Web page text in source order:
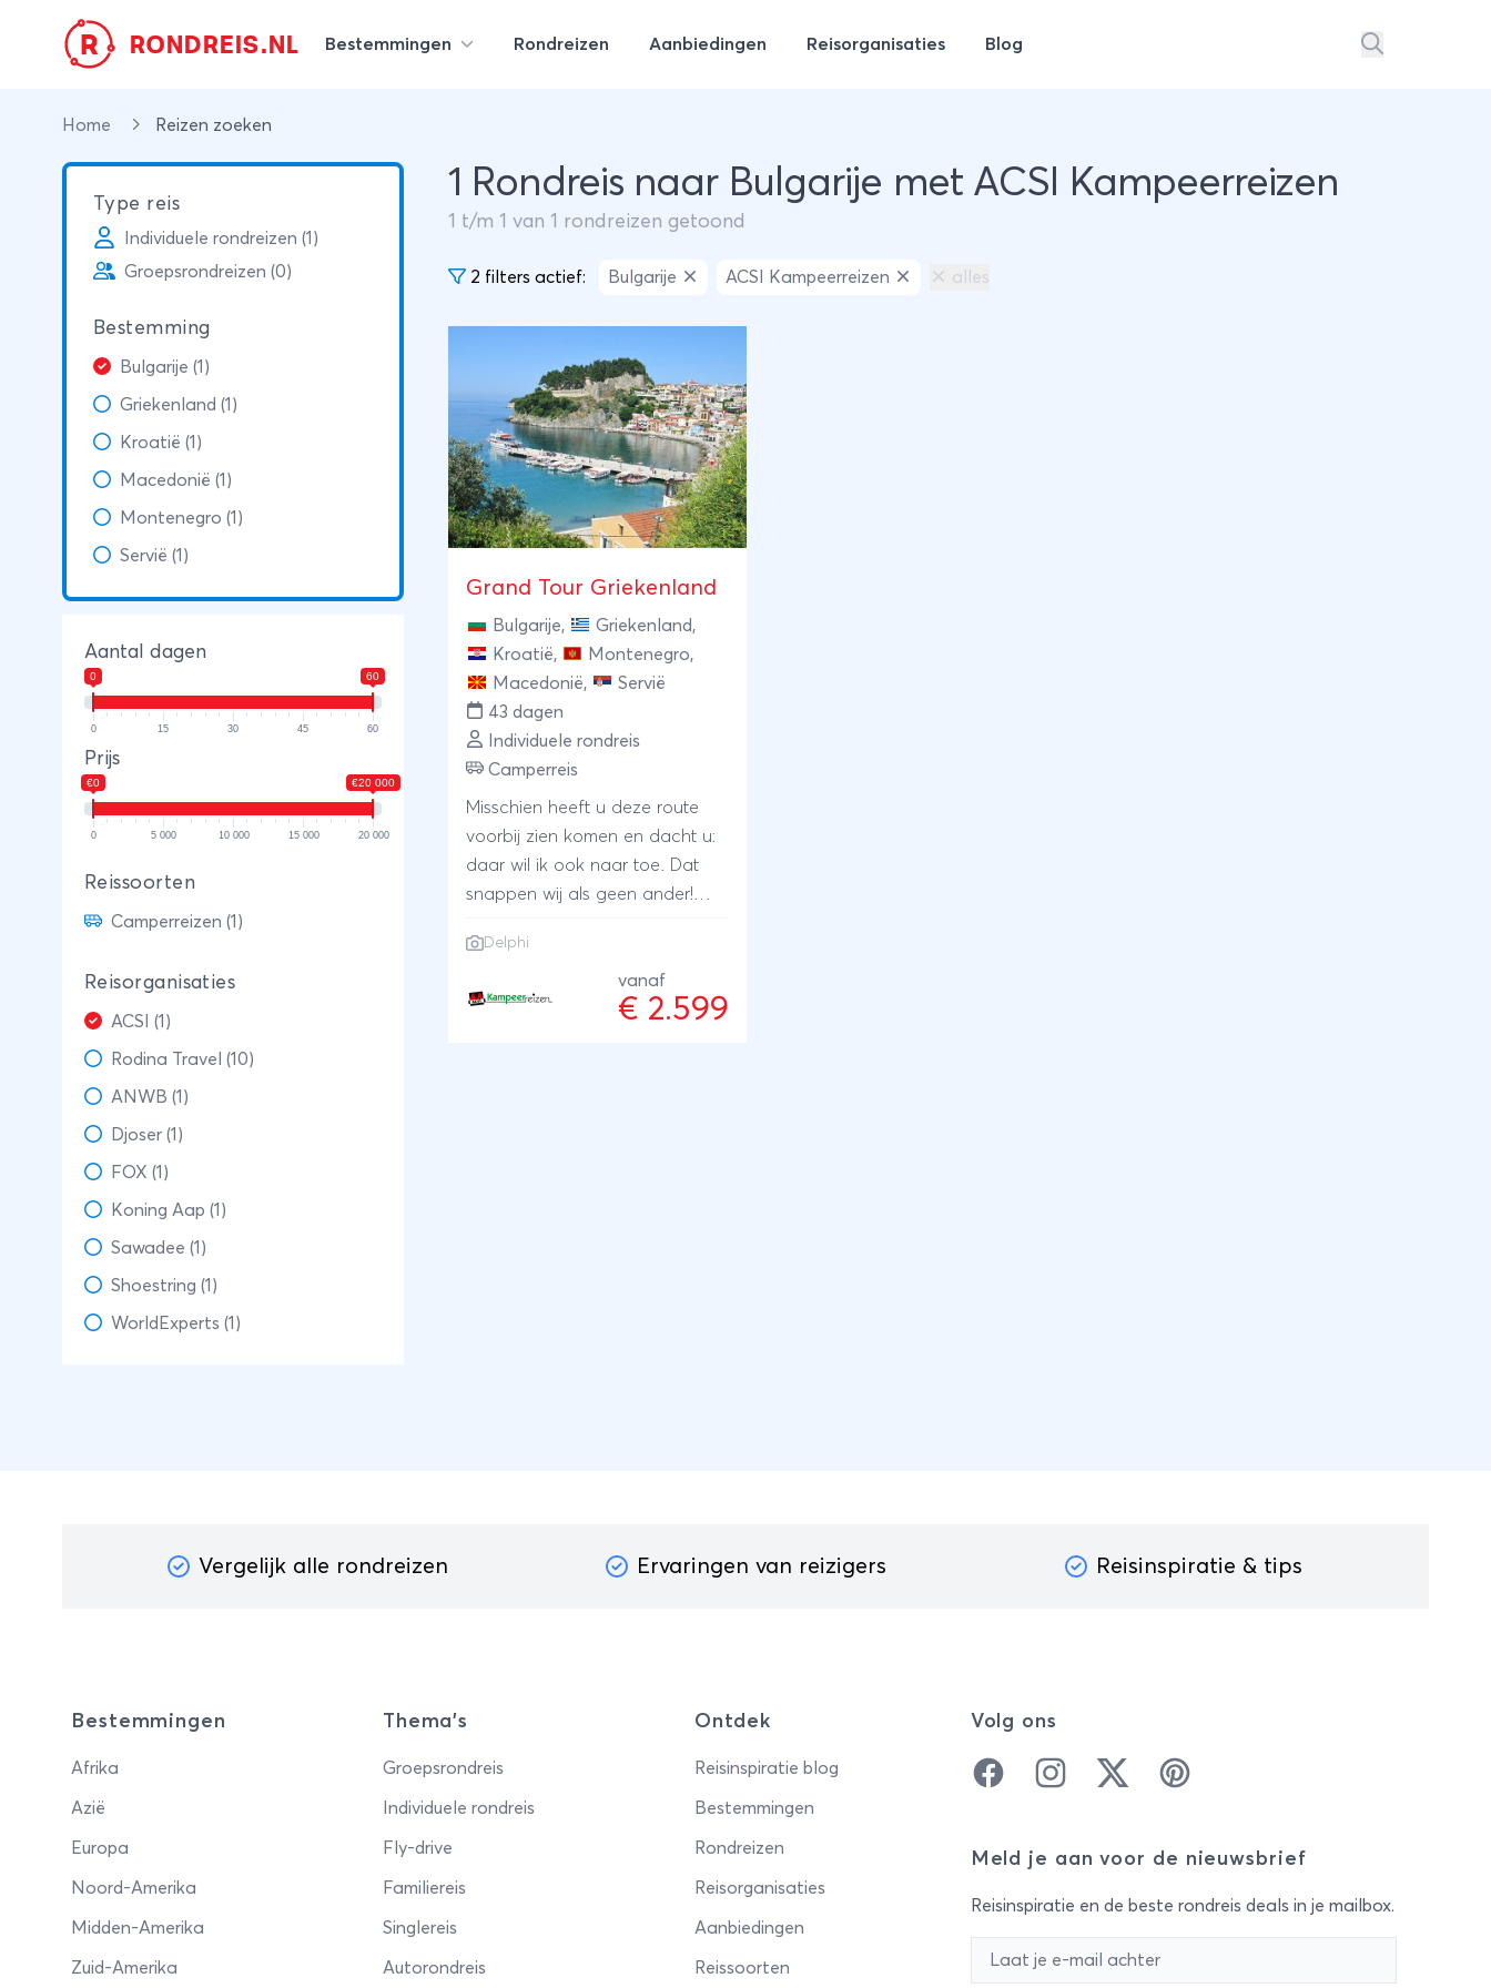
R RONDREIS.NL Bestemmingen Rondreizen Aanbiedingen Reisorganisaties Blog
Home Reizen zoeken
Type reis
Individuele rondreizen (1)
Groepsrondreizen (0)
Bestemming
Bulgarije (1)
Griekenland (1)
Kroatië (1)
Macedonië (1)
Montenegro (1)
Servië (1)
Aantal dagen
0 60
0 15 30 45 60
Prijs
€0 €20 000
0 5 000 10 000 15 000 20 000
Reissoorten
Camperreizen (1)
Reisorganisaties
ACSI (1)
Rodina Travel (10)
ANWB (1)
Djoser (1)
FOX (1)
Koning Aap (1)
Sawadee (1)
Shoestring (1)
WorldExperts (1)
1 Rondreis naar Bulgarije met ACSI Kampeerreizen
1 t/m 1 van 1 rondreizen getoond
2 filters actief: Bulgarije ACSI Kampeerreizen alles
Grand Tour Griekenland
Bulgarije, Griekenland,
Kroatië, Montenegro,
Macedonië,
Servië
43 dagen
Individuele rondreis
Camperreis
Misschien heeft u deze route
voorbij zien komen en dacht u:
daar wil ik ook naar toe. Dat
snappen wij als geen ander!
azuurblauwe zee, verblindend
witte huisjes, zon. Ach, waarom
zoveel woorden gebruiken als
Delphi
vanaf
€ 2.599
Vergelijk alle rondreizen Ervaringen van reizigers Reisinspiratie & tips
Bestemmingen
Afrika
Azië
Europa
Noord-Amerika
Midden-Amerika
Zuid-Amerika
Thema's
Groepsrondreis
Individuele rondreis
Fly-drive
Familiereis
Singlereis
Autorondreis
Ontdek
Reisinspiratie blog
Bestemmingen
Rondreizen
Reisorganisaties
Aanbiedingen
Reissoorten
Volg ons
FacebookInstagramTwitter Pinterest
Meld je aan voor de nieuwsbrief
Reisinspiratie en de beste rondreis deals in je mailbox.